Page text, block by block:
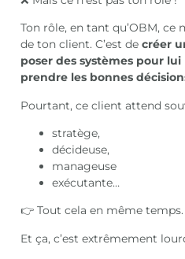
Ton rôle, en tant qu’OBM, ce
de ton client. C’est decréer
poser des systèmes pour
prendre les bonnes
Pourtant, ce client attend
stratège,
décideuse,
manageuse
exécutante…
👉 Tout cela en même temps.
Et ça, c’est extrêmement